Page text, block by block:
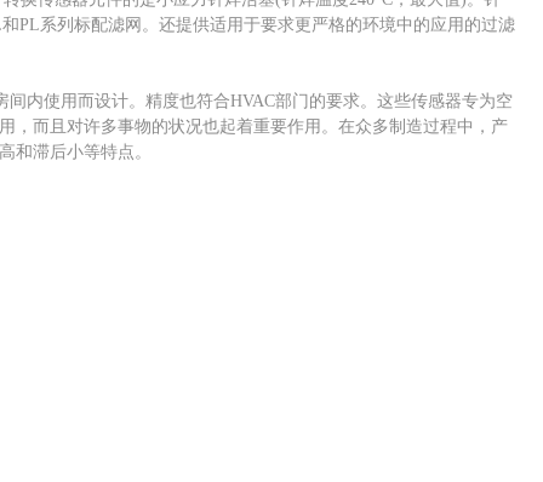
PL系列标配滤网。还提供适用于要求更严格的环境中的应用的过滤
内使用而设计。精度也符合HVAC部门的要求。这些传感器专为空
，而且对许多事物的状况也起着重要作用。在众多制造过程中，产
和滞后小等特点。